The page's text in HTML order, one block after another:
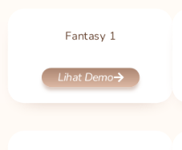
Fantasy 1
Lihat Demo